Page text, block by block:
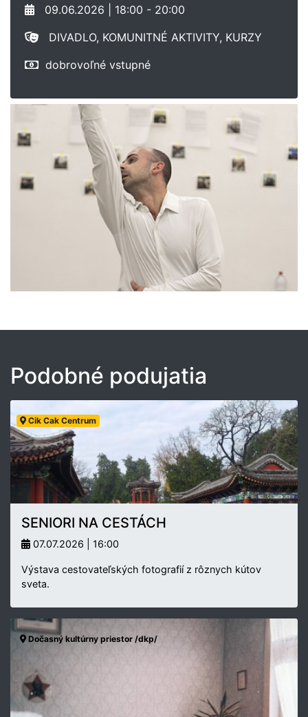
09.06.2026 | 18:00 - 20:00
DIVADLO, KOMUNITNÉ AKTIVITY, KURZY
dobrovoľné vstupné
Podobné podujatia
Cik Cak Centrum
SENIORI NA CESTÁCH
07.07.2026 | 16:00
Výstava cestovateľských fotografií z rôznych kútov
sveta.
Dočasný kultúrny priestor /dkp/